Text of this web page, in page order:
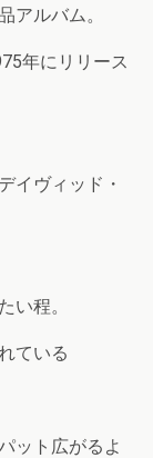
アルバム。
年にリリース
イヴィッド・
い程。
ている
ット広がるよ